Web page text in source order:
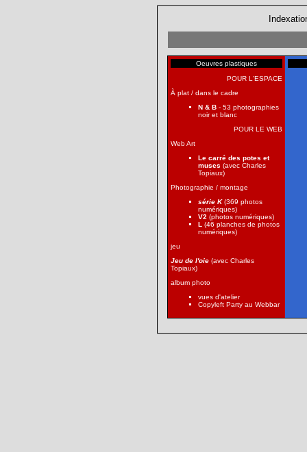
Oeuvres plastiques
POUR L'ESPACE
À plat / dans le cadre
N & B - 53 photographies
noir et blanc
POUR LE WEB
Web Art
Le carré des potes et
muses (avec Charles
Topiaux)
Photographie / montage
série K(369 photos
numériques)
V2 (photos numériques)
L (46 planches de photos
numériques)
jeu
Jeu de l'oie (avec Charles
Topiaux)
album photo
vues d'atelier
Copyleft Party au Webbar